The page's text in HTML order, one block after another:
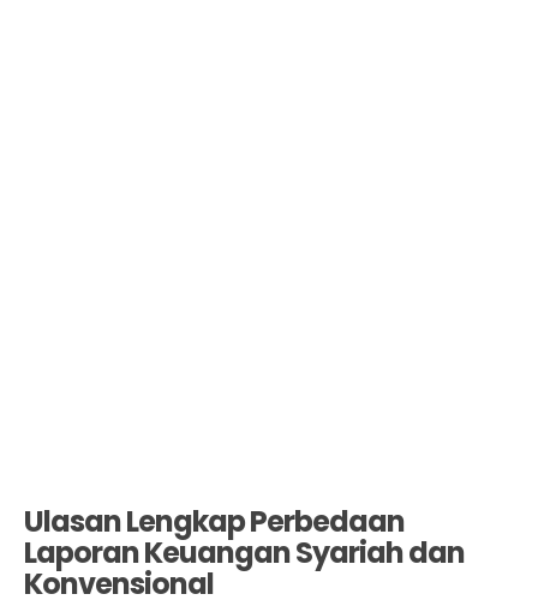
Ulasan Lengkap Perbedaan
Laporan Keuangan Syariah dan
Konvensional